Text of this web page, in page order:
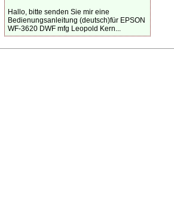
Hallo, bitte senden Sie mir eine
Bedienungsanleitung (deutsch)für EPSON
WF-3620 DWF mfg Leopold Kern...